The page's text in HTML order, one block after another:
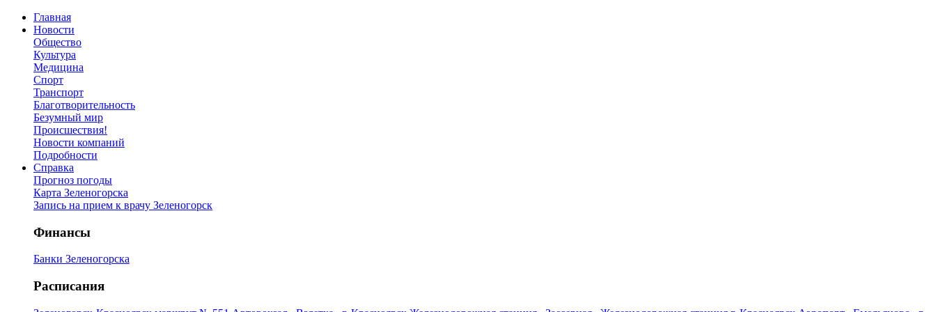
Главная
Новости
Общество
Культура
Медицина
Спорт
Транспорт
Благотворительность
Безумный мир
Происшествия!
Новости компаний
Подробности
Справка
Прогноз погоды
Карта Зеленогорска
Запись на прием к врачу Зеленогорск
Финансы
Банки Зеленогорска
Расписания